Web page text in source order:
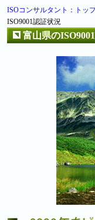
ISOコンサルタント：トッ
ISO9001認証状況
富山県の